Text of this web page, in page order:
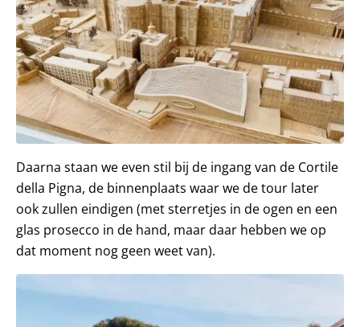
Daarna staan we even stil bij de ingang van de Cortile
della Pigna, de binnenplaats waar we de tour later
ook zullen eindigen (met sterretjes in de ogen en een
glas prosecco in de hand, maar daar hebben we op
dat moment nog geen weet van).